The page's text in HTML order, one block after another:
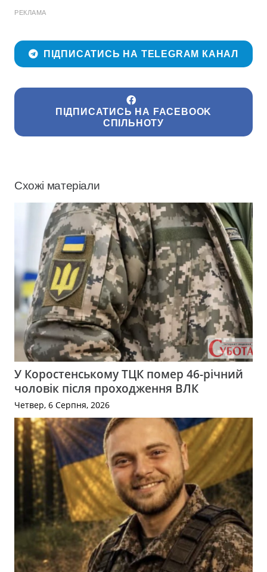
РЕКЛАМА
ПІДПИСАТИСЬ НА TELEGRAM КАНАЛ
ПІДПИСАТИСЬ НА FACEBOOK
СПІЛЬНОТУ
Схожі матеріали
У Коростенському ТЦК помер 46-річний
чоловік після проходження ВЛК
Четвер, 6 Серпня, 2026